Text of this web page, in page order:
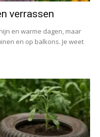
verrassen
en warme dagen, maar
en op balkons. Je weet